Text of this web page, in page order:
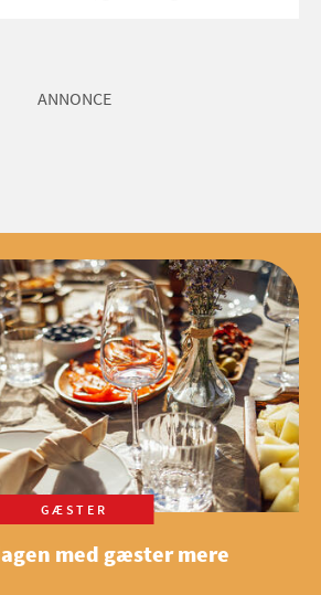
ANNONCE
GÆSTER
med gæster mere